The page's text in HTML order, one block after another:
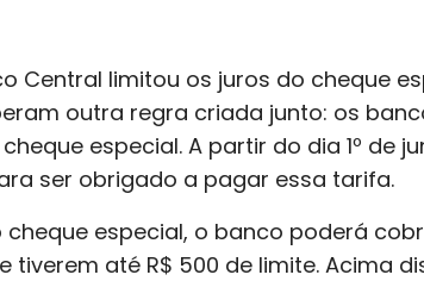
Central limitou os juros do cheque
outra regra criada junto: os
especial. A partir do dia 1º de
ser obrigado a pagar essa tarifa.
especial, o banco poderá
até R$ 500 de limite. Acima